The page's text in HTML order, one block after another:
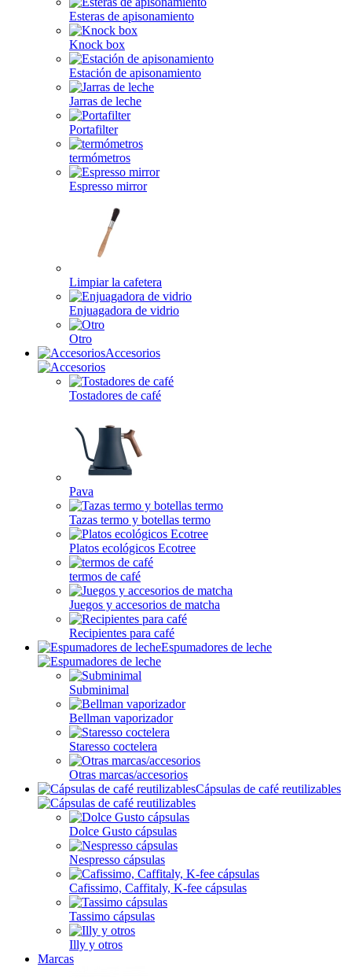
Esteras de apisonamiento
Knock box
Estación de apisonamiento
Jarras de leche
Portafilter
termómetros
Espresso mirror
Limpiar la cafetera
Enjuagadora de vidrio
Otro
Accesorios
Tostadores de café
Pava
Tazas termo y botellas termo
Platos ecológicos Ecotree
termos de café
Juegos y accesorios de matcha
Recipientes para café
Espumadores de leche
Subminimal
Bellman vaporizador
Staresso coctelera
Otras marcas/accesorios
Cápsulas de café reutilizables
Dolce Gusto cápsulas
Nespresso cápsulas
Cafissimo, Caffitaly, K-fee cápsulas
Tassimo cápsulas
Illy y otros
Marcas